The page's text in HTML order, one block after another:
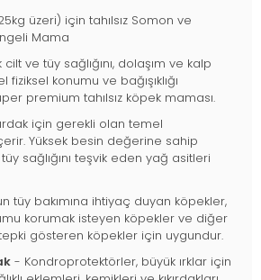
üzeri) için tahılsız Somon ve
Mama
ve tüy sağlığını, dolaşım ve kalp
konumu ve bağışıklığı
premium tahılsız köpek maması.
için gerekli olan temel
Yüksek besin değerine sahip
sağlığını teşvik eden yağ asitleri
tüy bakımına ihtiyaç duyan köpekler,
korumak isteyen köpekler ve diğer
gösteren köpekler için uygundur.
- Kondroprotektörler, büyük ırklar için